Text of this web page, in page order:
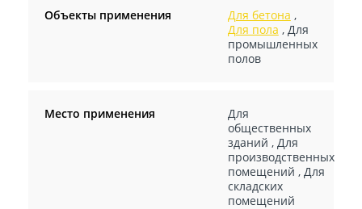
Объекты применения Для бетона ,
Для пола , Для
промышленных
полов
Место применения
Для
общественных
зданий , Для
производственных
помещений , Для
складских
помещений